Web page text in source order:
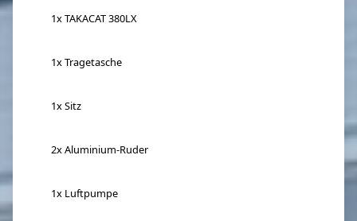
1x TAKACAT 380LX
1x Tragetasche
1x Sitz
2x Aluminium-Ruder
1x Luftpumpe